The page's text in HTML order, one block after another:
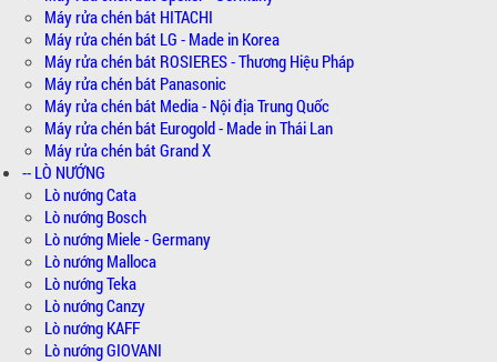
Máy rửa chén bát HITACHI
Máy rửa chén bát LG - Made in Korea
Máy rửa chén bát ROSIERES - Thương Hiệu Pháp
Máy rửa chén bát Panasonic
Máy rửa chén bát Media - Nội địa Trung Quốc
Máy rửa chén bát Eurogold - Made in Thái Lan
Máy rửa chén bát Grand X
-- LÒ NƯỚNG
Lò nướng Cata
Lò nướng Bosch
Lò nướng Miele - Germany
Lò nướng Malloca
Lò nướng Teka
Lò nướng Canzy
Lò nướng KAFF
Lò nướng GIOVANI